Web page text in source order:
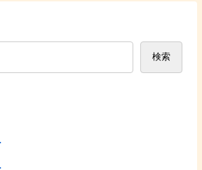
検索